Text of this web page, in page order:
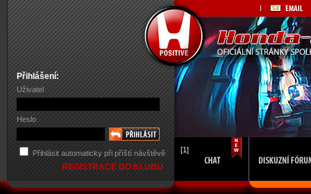
Přihlášení:
Uživatel
Heslo
Přihlásit automaticky při příští návštěvě
REGISTRACE DO KLUBU
[1]